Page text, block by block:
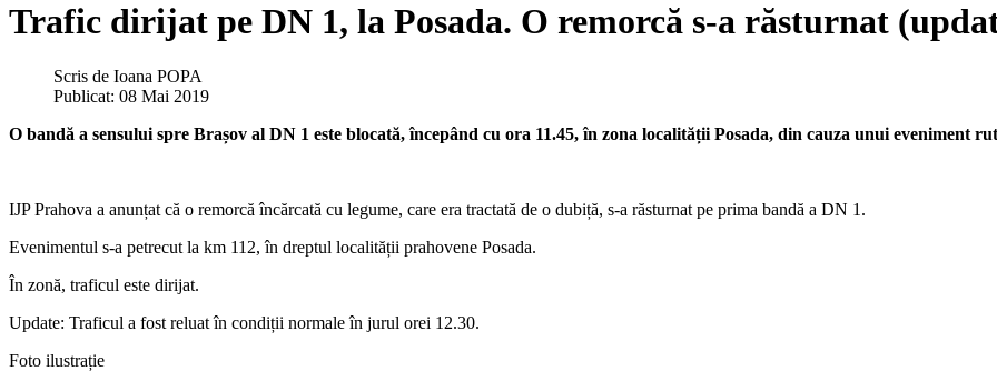
Trafic dirijat pe DN 1, la Posada. O remorcă s-a răsturnat
Scris de Ioana POPA
Publicat: 08 Mai 2019
O bandă a sensului spre Brașov al DN 1 este blocată, începând cu ora 11.45, în zona localității Posada, din cauza unui eveniment
IJP Prahova a anunțat că o remorcă încărcată cu legume, care era tractată de o dubiță, s-a răsturnat pe prima bandă a DN 1.
Evenimentul s-a petrecut la km 112, în dreptul localității prahovene Posada.
În zonă, traficul este dirijat.
Update: Traficul a fost reluat în condiții normale în jurul orei 12.30.
Foto ilustrație